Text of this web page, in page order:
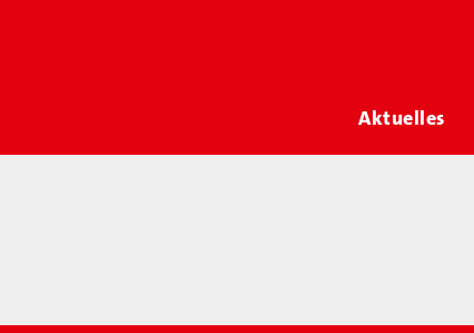
Aktuelles